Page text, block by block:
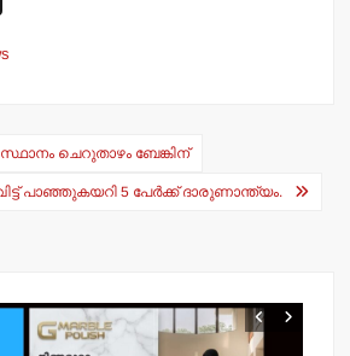
ചെറുതാഴം ബേങ്കിന്
പാഞ്ഞുകയറി 5 പേര്‍ക്ക് ദാരുണാന്ത്യം.